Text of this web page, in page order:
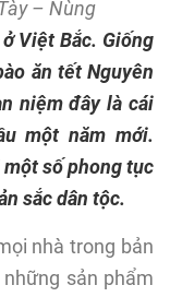
– Nùng
Việt Bắc. Giống
ăn tết Nguyên
niệm đây là cái
một năm mới.
số phong tục
sắc dân tộc.
nhà trong bản
sản phẩm